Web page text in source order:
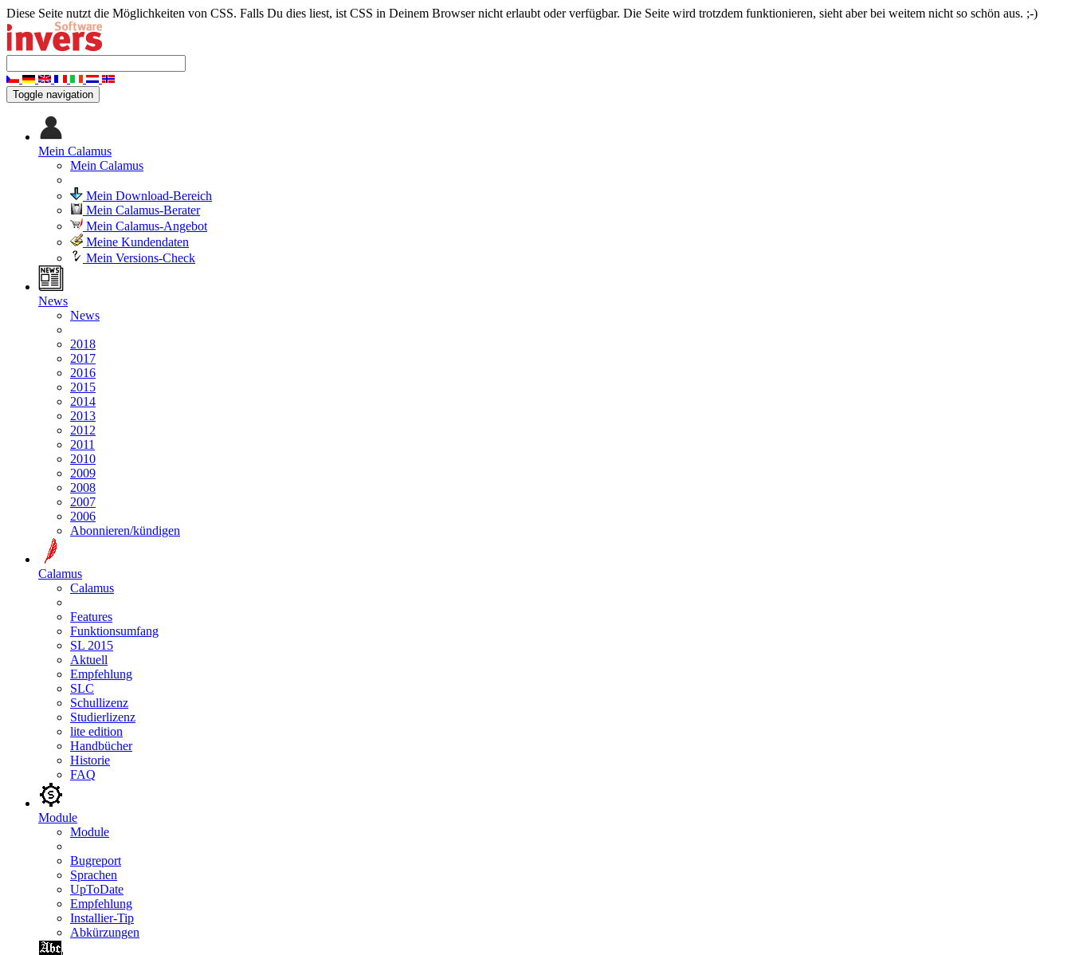
Diese Seite nutzt die Möglichkeiten von CSS. Falls Du dies liest, ist CSS in Deinem Browser nicht erlaubt oder verfügbar. Die Seite wird trotzdem funktionieren, sieht aber bei weitem nicht so schön aus. ;-)
Toggle navigation
Mein Calamus
Mein Calamus
Mein Download-Bereich
Mein Calamus-Berater
Mein Calamus-Angebot
Meine Kundendaten
Mein Versions-Check
News
News
2018
2017
2016
2015
2014
2013
2012
2011
2010
2009
2008
2007
2006
Abonnieren/kündigen
Calamus
Calamus
Features
Funktionsumfang
SL 2015
Aktuell
Empfehlung
SLC
Schullizenz
Studierlizenz
lite edition
Handbücher
Historie
FAQ
Module
Module
Bugreport
Sprachen
UpToDate
Empfehlung
Installier-Tip
Abkürzungen